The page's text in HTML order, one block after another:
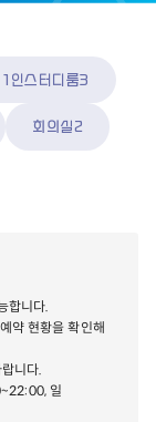
1인스터디룸3
회의실2
합니다.
약 현황을 확인해
니다.
일